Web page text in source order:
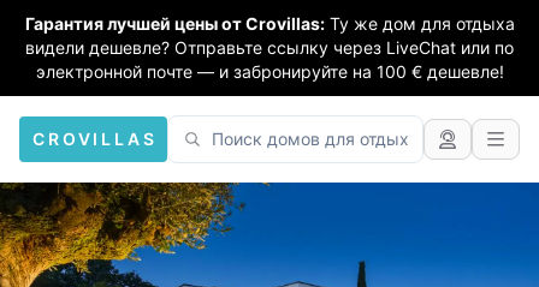
Гарантия лучшей цены от Crovillas: Ту же дом для отдыха
видели дешевле? Отправьте ссылку через LiveChat или по
электронной почте — и забронируйте на 100 € дешевле!
CROVILLAS